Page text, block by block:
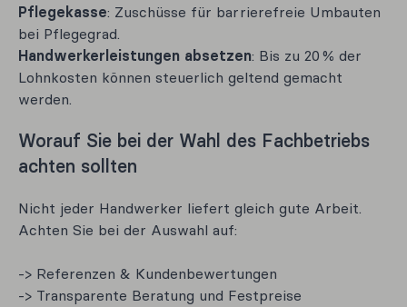
Pflegekasse: Zuschüsse für barrierefreie Umbauten
bei Pflegegrad.
Handwerkerleistungen absetzen: Bis zu 20 % der
Lohnkosten können steuerlich geltend gemacht
werden.
Worauf Sie bei der Wahl des Fachbetriebs
achten sollten
Nicht jeder Handwerker liefert gleich gute Arbeit.
Achten Sie bei der Auswahl auf:
-> Referenzen & Kundenbewertungen
-> Transparente Beratung und Festpreise